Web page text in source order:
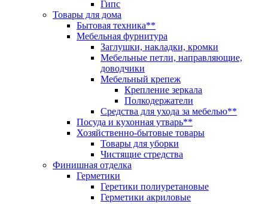
Гипс
Товары для дома
Бытовая техника**
Мебельная фурнитура
Заглушки, накладки, кромки
Мебельные петли, направляющие,
доводчики
Мебельный крепеж
Крепление зеркала
Полкодержатели
Средства для ухода за мебелью**
Посуда и кухонная утварь**
Хозяйственно-бытовые товары
Товары для уборки
Чистящие стредства
Финишная отделка
Герметики
Геретики полиуретановые
Герметики акриловые